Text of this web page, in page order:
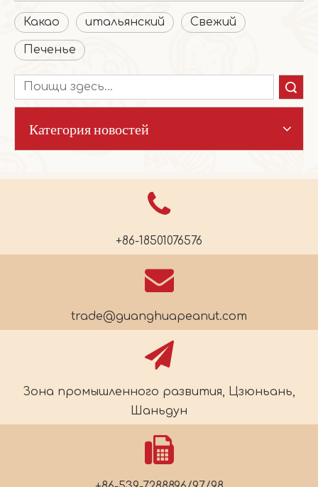
Какао итальянский Свежий
Печенье
Категория новостей
+86-18501076576
trade@guanghuapeanut.com
Зона промышленного развития, Цзюньань,
Шаньдун